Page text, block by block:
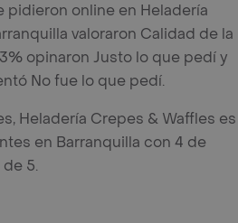
pidieron online en Heladería
valoraron Calidad de la
opinaron Justo lo que pedí y
No fue lo que pedí.
Heladería Crepes & Waffles es
en Barranquilla con 4 de
5.